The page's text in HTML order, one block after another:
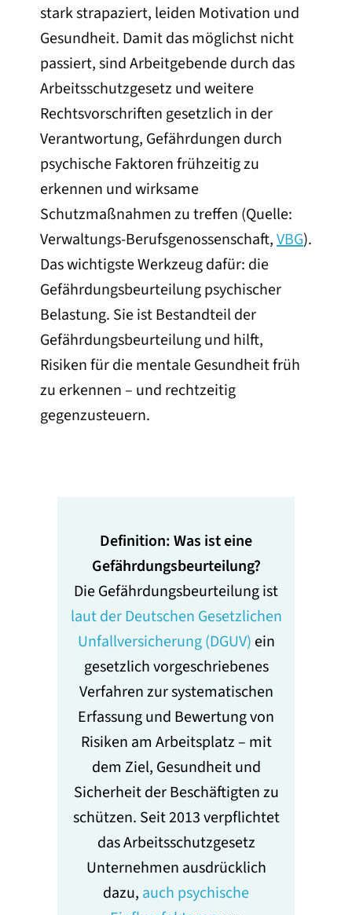
stark strapaziert, leiden Motivation und
Gesundheit. Damit das möglichst nicht
passiert, sind Arbeitgebende durch das
Arbeitsschutzgesetz und weitere
Rechtsvorschriften gesetzlich in der
Verantwortung, Gefährdungen durch
psychische Faktoren frühzeitig zu
erkennen und wirksame
Schutzmaßnahmen zu treffen (Quelle:
Verwaltungs-Berufsgenossenschaft,VBG).
Das wichtigste Werkzeug dafür: die
Gefährdungsbeurteilung psychischer
Belastung. Sie ist Bestandteil der
Gefährdungsbeurteilung und hilft,
Risiken für die mentale Gesundheit früh
zu erkennen – und rechtzeitig
gegenzusteuern.
Definition: Was ist eine
Gefährdungsbeurteilung?
Die Gefährdungsbeurteilung ist
laut der Deutschen Gesetzlichen
Unfallversicherung (DGUV) ein
gesetzlich vorgeschriebenes
Verfahren zur systematischen
Erfassung und Bewertung von
Risiken am Arbeitsplatz – mit
dem Ziel, Gesundheit und
Sicherheit der Beschäftigten zu
schützen. Seit 2013 verpflichtet
das Arbeitsschutzgesetz
Unternehmen ausdrücklich
dazu, auch psychische